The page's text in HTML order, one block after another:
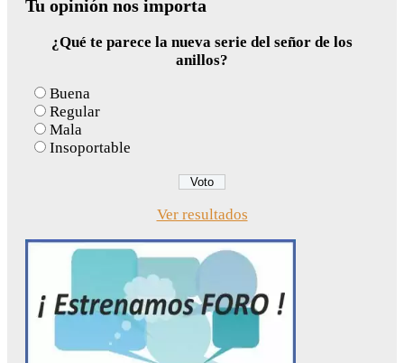
Tu opinión nos importa
¿Qué te parece la nueva serie del señor de los
anillos?
Buena
Regular
Mala
Insoportable
Ver resultados